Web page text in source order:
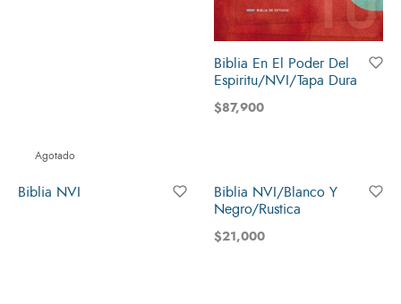
Biblia En El Poder Del
Espiritu/NVI/Tapa Dura
$87,900
Agotado
Biblia NVI
Biblia NVI/Blanco Y
Negro/Rustica
$21,000